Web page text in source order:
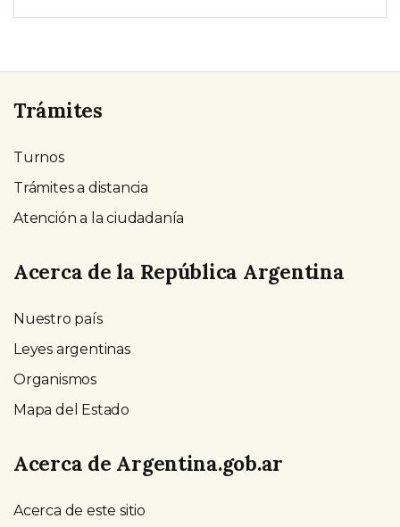
Trámites
Turnos
Trámites a distancia
Atención a la ciudadanía
Acerca de la República Argentina
Nuestro país
Leyes argentinas
Organismos
Mapa del Estado
Acerca de Argentina.gob.ar
Acerca de este sitio